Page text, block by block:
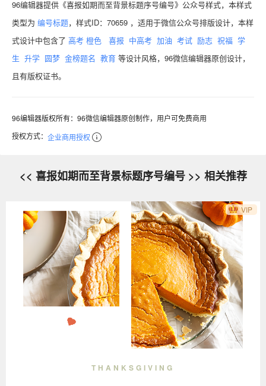
96编辑器提供《喜报如期而至背景标题序号编号》公众号样式，本样式
类型为 编号标题，样式ID：70659 ，适用于微信公众号排版设计，本样
式设计中包含了 高考 橙色 喜报 中高考 加油 考试 励志 祝福 学
生 升学 圆梦 金榜题名 教育 等设计风格，96微信编辑器原创设计，
且有版权证书。
96编辑器版权所有：96微信编辑器原创制作，用户可免费商用
授权方式： 企业商用授权
<< 喜报如期而至背景标题序号编号 >> 相关推荐
THANKSGIVING
VIP